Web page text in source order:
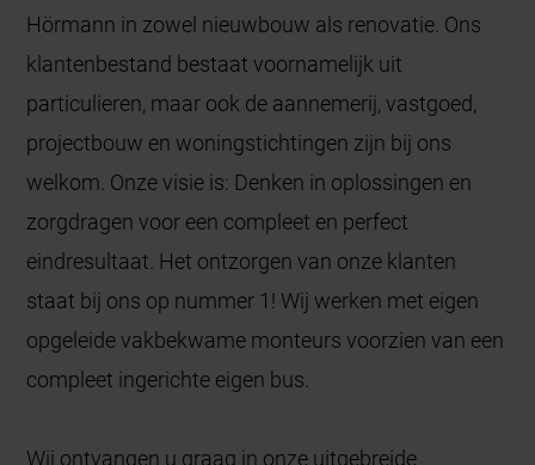
Hörmann in zowel nieuwbouw als renovatie. Ons
klantenbestand bestaat voornamelijk uit
particulieren, maar ook de aannemerij, vastgoed,
projectbouw en woningstichtingen zijn bij ons
welkom. Onze visie is: Denken in oplossingen en
zorgdragen voor een compleet en perfect
eindresultaat. Het ontzorgen van onze klanten
staat bij ons op nummer 1! Wij werken met eigen
opgeleide vakbekwame monteurs voorzien van een
compleet ingerichte eigen bus.
Wij ontvangen u graag in onze uitgebreide